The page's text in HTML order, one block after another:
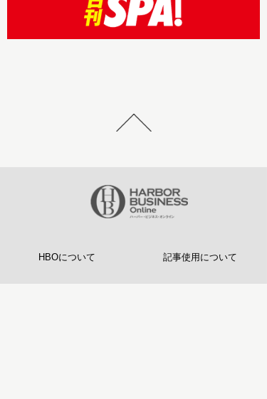
HBOについて 記事使用について